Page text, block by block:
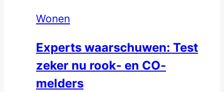
Wonen
Experts waarschuwen: Test
zeker nu rook- en CO-
melders